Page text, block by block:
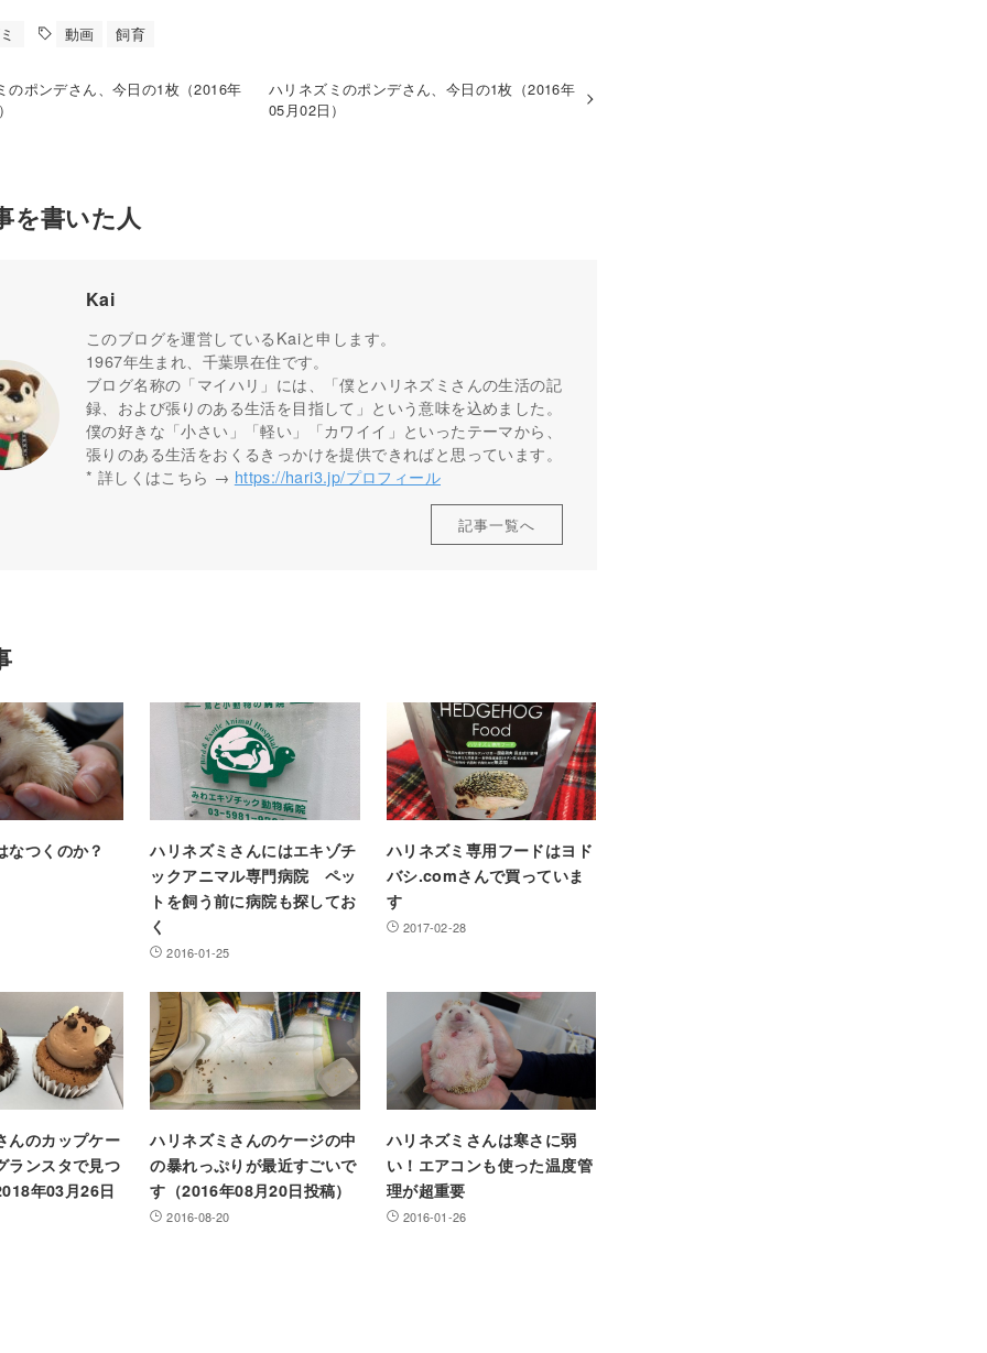
動画 飼育
のポンデさん、今日の1枚（2016年
ハリネズミのポンデさん、今日の1枚（2016年
05月02日）
を書いた人
Kai
このブログを運営しているKaiと申します。
1967年生まれ、千葉県在住です。
ブログ名称の「マイハリ」には、「僕とハリネズミさんの生活の記
録、および張りのある生活を目指して」という意味を込めました。
僕の好きな「小さい」「軽い」「カワイイ」といったテーマから、
張りのある生活をおくるきっかけを提供できればと思っています。
* 詳しくはこちら → https://hari3.jp/プロフィール
記事一覧へ
なつくのか？
ハリネズミさんにはエキゾチ
ックアニマル専門病院 ペッ
トを飼う前に病院も探してお
く
2016-01-25
ハリネズミ専用フードはヨド
バシ.comさんで買っていま
す
2017-02-28
んのカップケー
ランスタで見つ
年03月26日
ハリネズミさんのケージの中
の暴れっぷりが最近すごいで
す（2016年08月20日投稿）
2016-08-20
ハリネズミさんは寒さに弱
い！エアコンも使った温度管
理が超重要
2016-01-26